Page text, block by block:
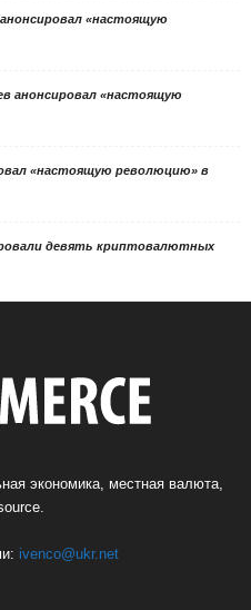
«настоящую
анонсировал «настоящую
«настоящую революцию» в
девять криптовалютных
экономика, местная валюта,
ivenco@ukr.net